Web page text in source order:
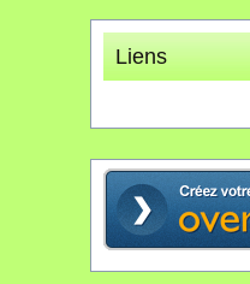
Liens